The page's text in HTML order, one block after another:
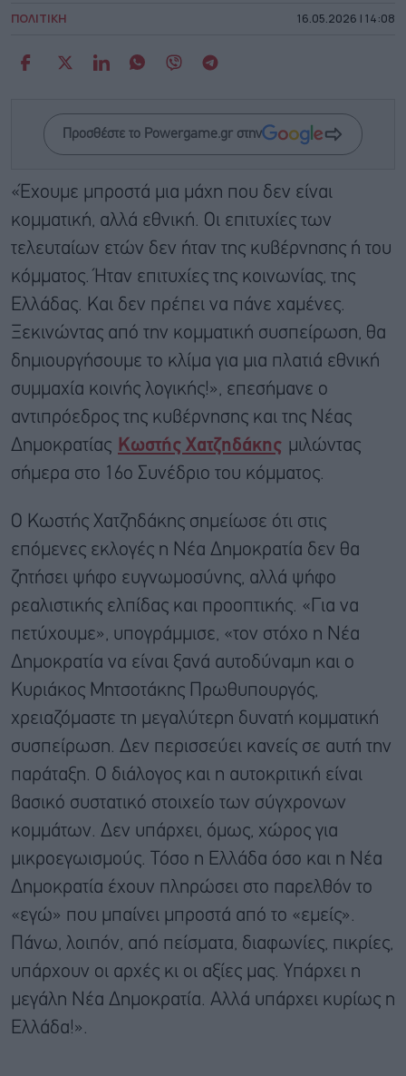
ΠΟΛΙΤΙΚΗ 16.05.2026 | 14:08
Προσθέστε το Powergame.gr στην
«Έχουμε μπροστά μια μάχη που δεν είναι
κομματική, αλλά εθνική. Οι επιτυχίες των
τελευταίων ετών δεν ήταν της κυβέρνησης ή του
κόμματος. Ήταν επιτυχίες της κοινωνίας, της
Ελλάδας. Και δεν πρέπει να πάνε χαμένες.
Ξεκινώντας από την κομματική συσπείρωση, θα
δημιουργήσουμε το κλίμα για μια πλατιά εθνική
συμμαχία κοινής λογικής!», επεσήμανε ο
αντιπρόεδρος της κυβέρνησης και της Νέας
Δημοκρατίας Κωστής Χατζηδάκης μιλώντας
σήμερα στο 16ο Συνέδριο του κόμματος.
Ο Kωστής Χατζηδάκης σημείωσε ότι στις
επόμενες εκλογές η Νέα Δημοκρατία δεν θα
ζητήσει ψήφο ευγνωμοσύνης, αλλά ψήφο
ρεαλιστικής ελπίδας και προοπτικής. «Για να
πετύχουμε», υπογράμμισε, «τον στόχο η Νέα
Δημοκρατία να είναι ξανά αυτοδύναμη και ο
Κυριάκος Μητσοτάκης Πρωθυπουργός,
χρειαζόμαστε τη μεγαλύτερη δυνατή κομματική
συσπείρωση. Δεν περισσεύει κανείς σε αυτή την
παράταξη. Ο διάλογος και η αυτοκριτική είναι
βασικό συστατικό στοιχείο των σύγχρονων
κομμάτων. Δεν υπάρχει, όμως, χώρος για
μικροεγωισμούς. Τόσο η Ελλάδα όσο και η Νέα
Δημοκρατία έχουν πληρώσει στο παρελθόν το
«εγώ» που μπαίνει μπροστά από το «εμείς».
Πάνω, λοιπόν, από πείσματα, διαφωνίες, πικρίες,
υπάρχουν οι αρχές κι οι αξίες μας. Υπάρχει η
μεγάλη Νέα Δημοκρατία. Αλλά υπάρχει κυρίως η
Ελλάδα!».